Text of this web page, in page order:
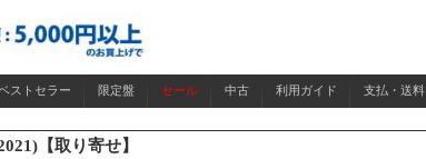
ストセラー 限定盤 セール 中古 利用ガイド 支払・送料
【取り寄せ】